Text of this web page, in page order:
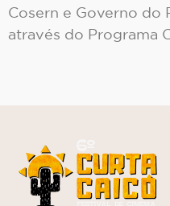
Cosern e Governo do
através do Programa